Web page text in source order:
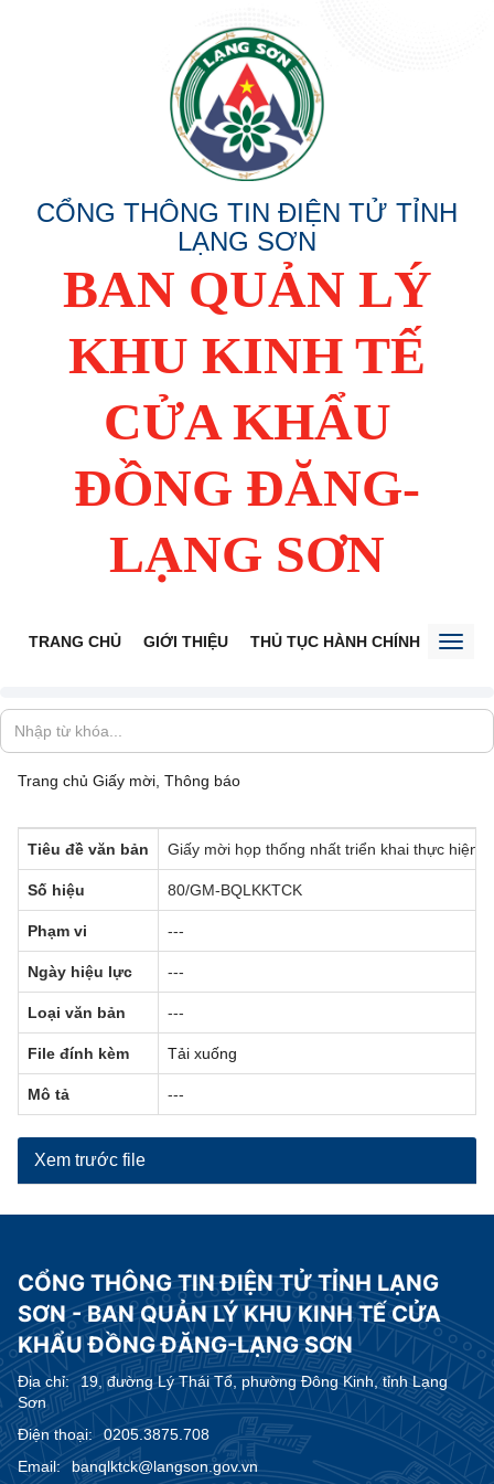
CỔNG THÔNG TIN ĐIỆN TỬ TỈNH
LẠNG SƠN
BAN QUẢN LÝ
KHU KINH TẾ
CỬA KHẨU
ĐỒNG ĐĂNG-
LẠNG SƠN
TRANG CHỦ GIỚI THIỆU THỦ TỤC HÀNH CHÍNH TIẾP
Trang chủ Giấy mời, Thông báo
Tiêu đề văn bản Giấy mời họp thống nhất triển khai thực hiện
Số hiệu 80/GM-BQLKKTCK
Phạm vi ---
Ngày hiệu lực ---
Loại văn bản ---
File đính kèm Tải xuống
Mô tả ---
Xem trước file
CỔNG THÔNG TIN ĐIỆN TỬ TỈNH LẠNG
SƠN - BAN QUẢN LÝ KHU KINH TẾ CỬA
KHẨU ĐỒNG ĐĂNG-LẠNG SƠN
Địa chỉ:
19, đường Lý Thái Tổ, phường Đông Kinh, tỉnh Lạng
Sơn
Điện thoại:
0205.3875.708
Email:
banqlktck@langson.gov.vn